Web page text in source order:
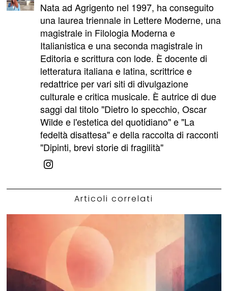
Nata ad Agrigento nel 1997, ha conseguito
una laurea triennale in Lettere Moderne, una
magistrale in Filologia Moderna e
Italianistica e una seconda magistrale in
Editoria e scrittura con lode. È docente di
letteratura italiana e latina, scrittrice e
redattrice per vari siti di divulgazione
culturale e critica musicale. È autrice di due
saggi dal titolo "Dietro lo specchio, Oscar
Wilde e l'estetica del quotidiano" e "La
fedeltà disattesa" e della raccolta di racconti
"Dipinti, brevi storie di fragilità"
Articoli correlati